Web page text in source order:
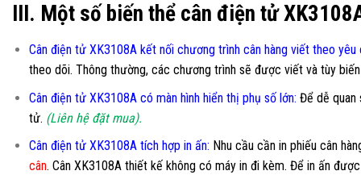
III. Một số biến thể cân điện tử
Cân điện tử XK3108A kết nối chương trình cân hàng viết theo yêu
theo dõi. Thông thường, các chương trình sẽ được viết và tùy
Cân điện tử XK3108A có màn hình hiển thị phụ số lớn: Để dễ
tử. (Liên hệ đặt mua).
Cân điện tử XK3108A tích hợp in ấn: Nhu cầu cần in phiếu cân
cân. Cân XK3108A thiết kế không có máy in đi kèm. Để in ấn